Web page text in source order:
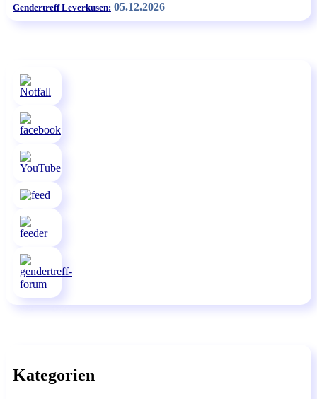
Gendertreff Leverkusen: 05.12.2026
Kategorien